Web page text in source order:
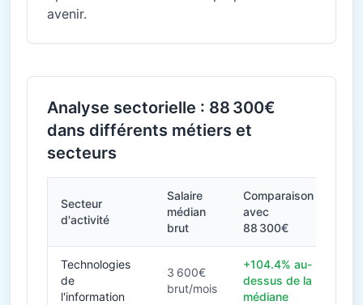
avenir.
Analyse sectorielle : 88 300€
dans différents métiers et
secteurs
Secteur
d'activité
Salaire
médian
brut
Comparaison
avec
88 300€
Technologies
de
l'information
3 600€
brut/mois
+104.4% au-
dessus de la
médiane